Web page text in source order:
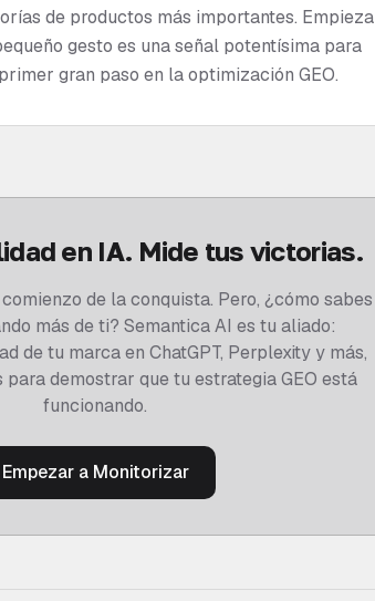
de productos más importantes. Empieza
gesto es una señal potentísima para
gran paso en la optimización GEO.
en IA. Mide tus victorias.
de la conquista. Pero, ¿cómo sabes
más de ti? Semantica AI es tu aliado:
de tu marca en ChatGPT, Perplexity y más,
demostrar que tu estrategia GEO está
funcionando.
Empezar a Monitorizar